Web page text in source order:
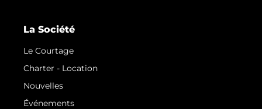
La Société
Le Courtage
Charter - Location
Nouvelles
Événements